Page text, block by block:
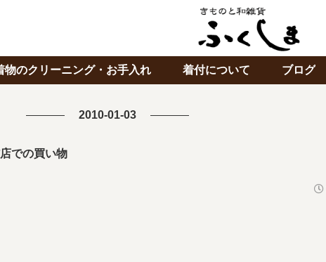
物のクリーニング・お手入れ 着付について ブログ
2010-01-03
での買い物